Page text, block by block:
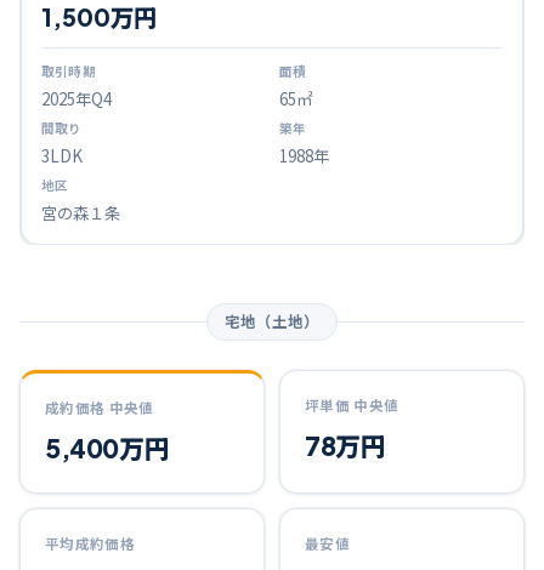
2025年Q4
1,500万円
65㎡
3LDK 1988年
宮の森１条
宅地（土地）
成約価格 中央値
5,400万円
坪単価 中央値
78万円
平均成約価格 最安値